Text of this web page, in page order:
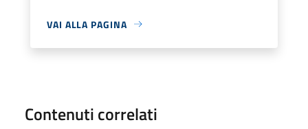
VAI ALLA PAGINA
Contenuti correlati